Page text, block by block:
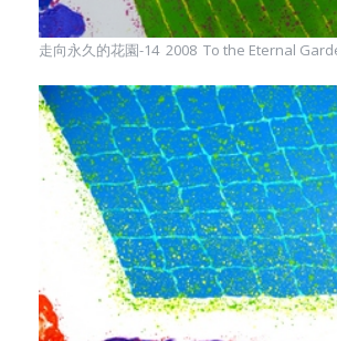
走向永久的花園-14 2008 To the Eternal